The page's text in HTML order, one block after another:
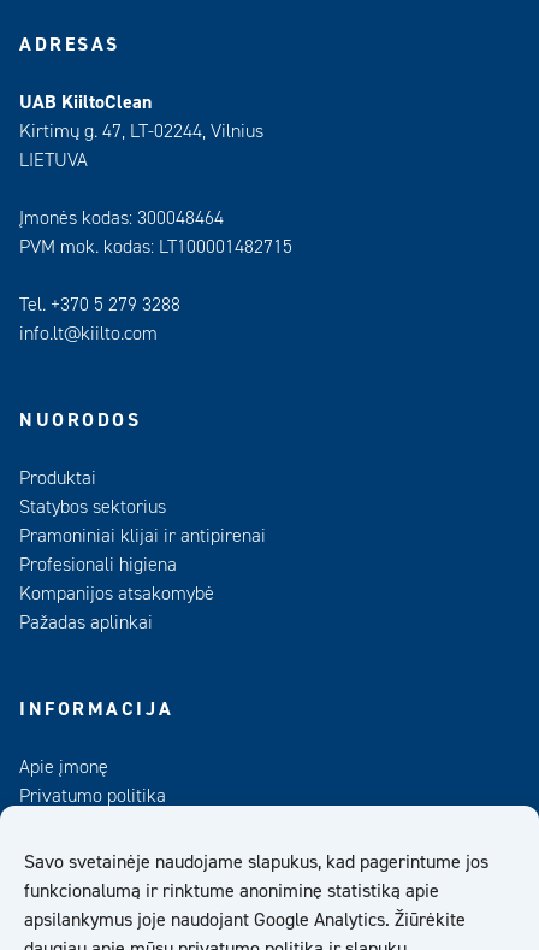
Savo svetainėje naudojame slapukus, kad pagerintume jos
funkcionalumą ir rinktume anoniminę statistiką apie
apsilankymus joje naudojant Google Analytics. Žiūrėkite
ADRESAS
UAB KiiltoClean
Kirtimų g. 47, LT-02244, Vilnius
LIETUVA
Įmonės kodas: 300048464
PVM mok. kodas: LT100001482715
Tel. +370 5 279 3288
info.lt@kiilto.com
NUORODOS
Produktai
Statybos sektorius
Pramoniniai klijai ir antipirenai
Profesionali higiena
Kompanijos atsakomybė
Pažadas aplinkai
INFORMACIJA
Apie įmonę
Privatumo politika
Duomenų bankas
UAB „Kiilto Lietuva“ Bendrosios Pardavimo Sąlygos